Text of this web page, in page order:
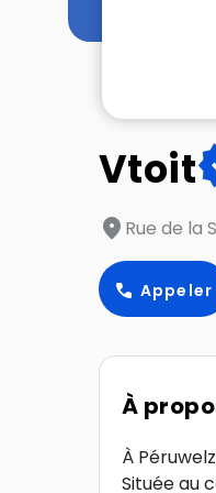
Vtoit
location_on Rue de la
call Appeler
À
À
Située au